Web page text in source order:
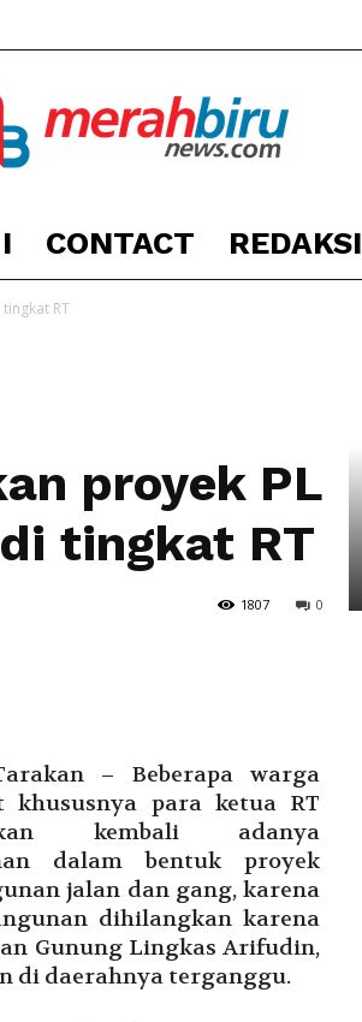
Berita
Tarakan
CONTACT REDAKSI
RT
proyek PL
tingkat RT
0
1807
– Beberapa warga
khususnya para ketua RT
kembali adanya
dalam bentuk proyek
jalan dan gang, karena
dihilangkan karena
Gunung Lingkas Arifudin,
di daerahnya terganggu.